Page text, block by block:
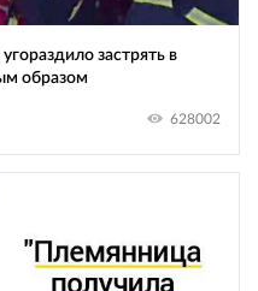
застрять в
образом
628002